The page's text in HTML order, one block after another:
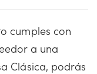
cumples con
a una
Clásica, podrás